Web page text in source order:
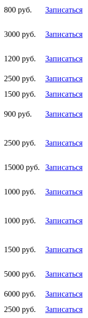
800 руб.
Записаться
3000 руб. Записаться
1200 руб.
Записаться
2500 руб.
Записаться
1500 руб.
Записаться
900 руб. Записаться
2500 руб. Записаться
15000 руб.
Записаться
1000 руб. Записаться
1000 руб. Записаться
1500 руб. Записаться
5000 руб.
Записаться
6000 руб.
Записаться
2500 руб. Записаться